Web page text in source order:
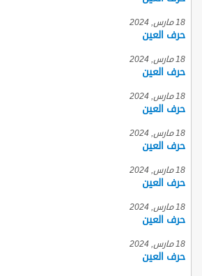
18 مارس, 2024
حرف العين
18 مارس, 2024
حرف العين
18 مارس, 2024
حرف العين
18 مارس, 2024
حرف العين
18 مارس, 2024
حرف العين
18 مارس, 2024
حرف العين
18 مارس, 2024
حرف العين